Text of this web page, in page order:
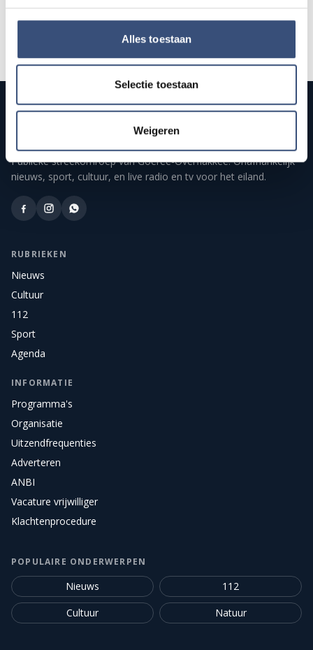
Alles toestaan
Selectie toestaan
Weigeren
Publieke streekomroep van Goeree-Overflakkee. Onafhankelijk
nieuws, sport, cultuur, en live radio en tv voor het eiland.
RUBRIEKEN
Nieuws
Cultuur
112
Sport
Agenda
INFORMATIE
Programma's
Organisatie
Uitzendfrequenties
Adverteren
ANBI
Vacature vrijwilliger
Klachtenprocedure
POPULAIRE ONDERWERPEN
Nieuws
112
Cultuur
Natuur